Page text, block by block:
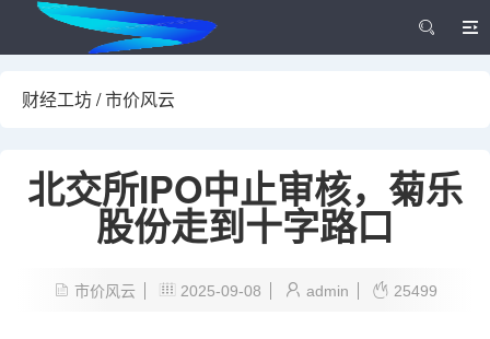
财经工坊/市价风云
北交所IPO中止审核，菊乐
股份走到十字路口
市价风云 2025-09-08 admin 25499